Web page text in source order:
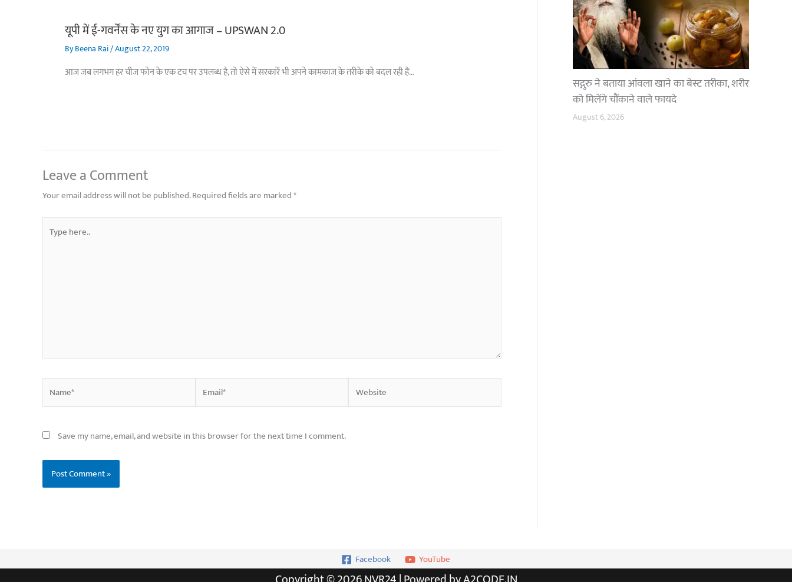
यूपी में ई-गवर्नेंस के नए युग का आगाज – UPSWAN 2.0
ByBeena Rai/August 22, 2019
आज जब लगभग हर चीज फोन के एक टच पर उपलब्ध है, तो ऐसे में सरकारें भी अपने कामकाज के तरीके को बदल रही हैं…
Leave a Comment
Your email address will not be published.Required fields are marked*
here..
Save my name, email, and website in this browser for the next time I comment.
सद्गुरु ने बताया आंवला खाने का बेस्ट तरीका, शरीर
को मिलेंगे चौंकाने वाले फायदे
August 6, 2026
Facebook YouTube